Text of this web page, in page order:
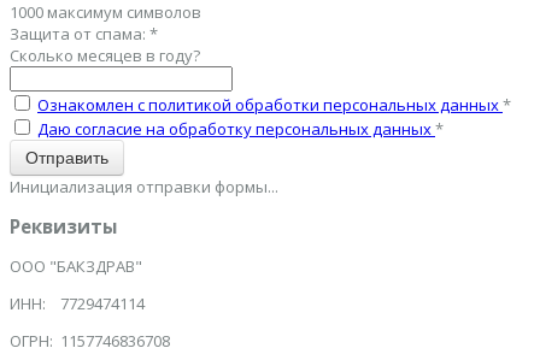
1000 максимум символов
Защита от спама: *
Сколько месяцев в году?
Ознакомлен с политикой обработки персональных данных*
Даю согласие на обработку персональных данных*
Отправить
Инициализация отправки формы...
Реквизиты
ООО "БАКЗДРАВ"
ИНН: 7729474114
ОГРН: 1157746836708